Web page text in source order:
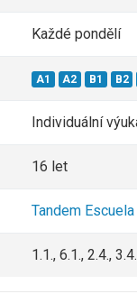
Každé pondělí
A1 A2 B1 B2
Individuální
16 let
Tandem
1.1., 6.1., 2.4.,